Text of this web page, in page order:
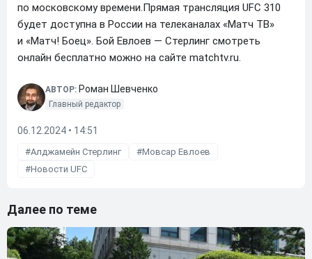
по московскому времени.Прямая трансляция UFC 310
будет доступна в России на телеканалах «Матч ТВ»
и «Матч! Боец». Бой Евлоев — Стерлинг смотреть
онлайн бесплатно можно на сайте matchtv.ru.
АВТОР: Роман Шевченко
Главный редактор
06.12.2024 • 14:51
Алджамейн Стерлинг
Мовсар Евлоев
Новости UFC
Далее по теме